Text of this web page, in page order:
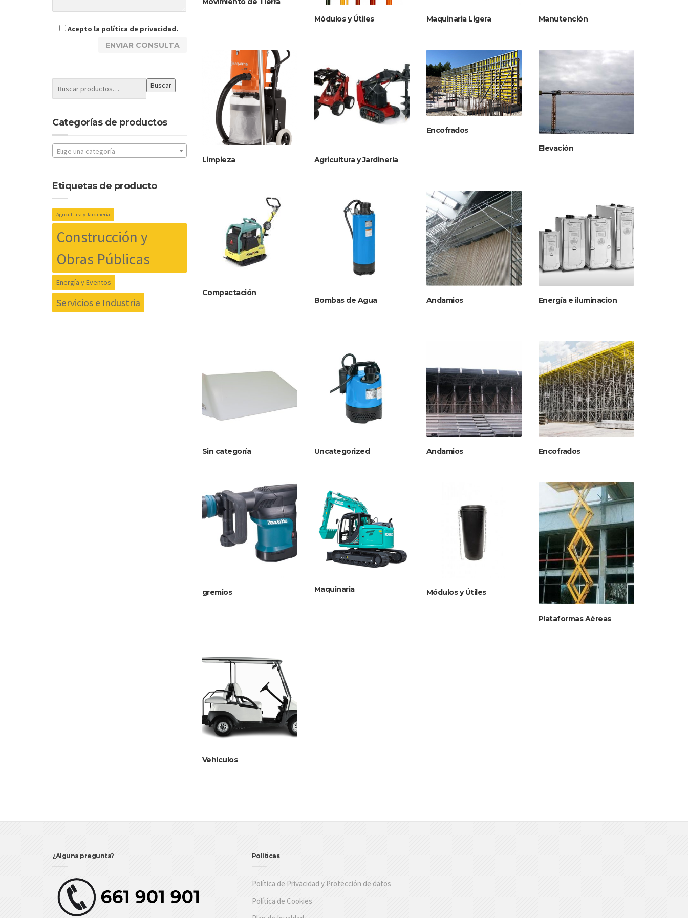
Módulos y Útiles
Maquinaria Ligera Manutención
Limpieza Agricultura y Jardinería
Encofrados
Elevación
Compactación
Bombas de Agua
Andamios Energía e iluminacion
Sin categoría Uncategorized Andamios Encofrados
gremios Maquinaria Módulos y Útiles
Plataformas Aéreas
Vehículos
Acepto la política de privacidad.
Buscar
Categorías de productos
Elige una categoría
Etiquetas de producto
Agricultura y Jardinería
Construcción y
Obras Públicas
Energía y Eventos
Servicios e Industria
¿Alguna pregunta? Políticas
Política de Privacidad y Protección de datos
Política de Cookies